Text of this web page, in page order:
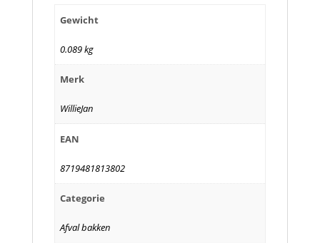
Gewicht
0.089 kg
Merk
WillieJan
EAN
8719481813802
Categorie
Afval bakken